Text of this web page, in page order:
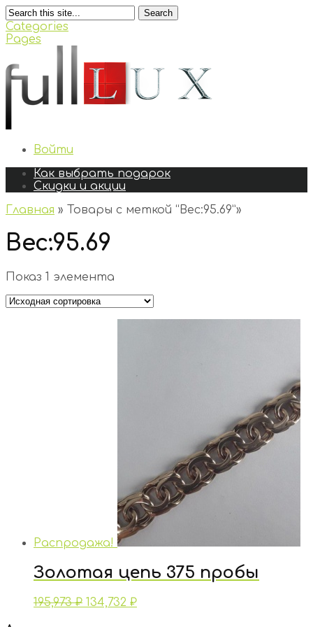
Search
Categories
Pages
Войти
Как выбрать подарок
Скидки и акции
Главная » Товары с меткой “Вес:95.69”»
Вес:95.69
Показ 1 элемента
Распродажа!
Золотая цепь 375 пробы
195,973₽ 134,732 ₽